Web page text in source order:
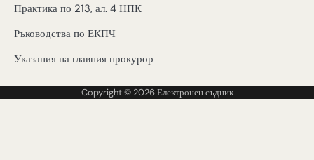
Практика по 213, ал. 4 НПК
Ръководства по ЕКПЧ
Указания на главния прокурор
Copyright © 2026Електронен съдник